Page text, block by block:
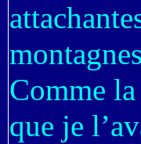
Comme
que je